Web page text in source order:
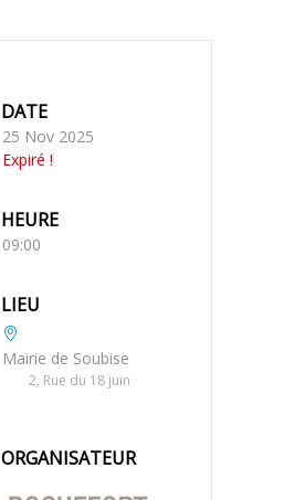
DATE
25 Nov 2025
Expiré !
HEURE
09:00
LIEU
Mairie de Soubise
2, Rue du 18 juin
ORGANISATEUR